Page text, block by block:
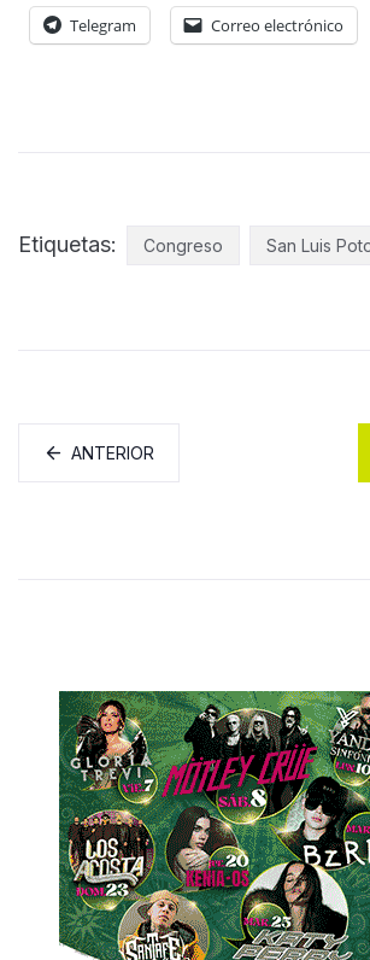
Telegram Correo electrónico
Etiquetas: Congreso San Luis
ANTERIOR